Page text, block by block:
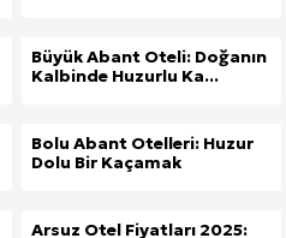
Büyük Abant Oteli: Doğanın
Kalbinde Huzurlu Ka...
Bolu Abant Otelleri: Huzur
Dolu Bir Kaçamak
Arsuz Otel Fiyatları 2025: